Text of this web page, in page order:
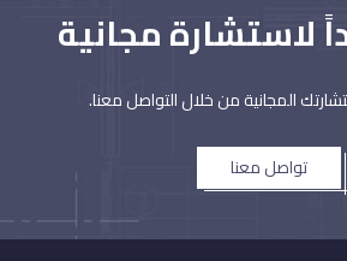
لاستشارة مجانية
المجانية من خلال التواصل معنا.
تواصل معنا